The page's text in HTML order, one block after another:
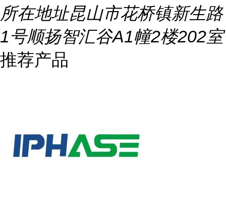
所在地址昆山市花桥镇新生路
1号顺扬智汇谷A1幢2楼202室
推荐产品